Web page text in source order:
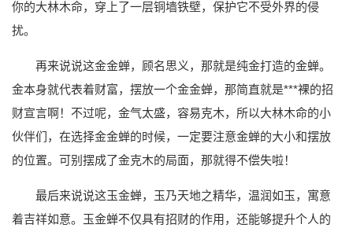
你的大林木命，穿上了一层铜墙铁壁，保护它不受外界的侵
扰。
再来说说这金金蝉，顾名思义，那就是纯金打造的金蝉。
金本身就代表着财富，摆放一个金金蝉，那简直就是***裸的招
财宣言啊！不过呢，金气太盛，容易克木，所以大林木命的小
伙伴们，在选择金金蝉的时候，一定要注意金蝉的大小和摆放
的位置。可别摆成了金克木的局面，那就得不偿失啦！
最后来说说这玉金蝉，玉乃天地之精华，温润如玉，寓意
着吉祥如意。玉金蝉不仅具有招财的作用，还能够提升个人的